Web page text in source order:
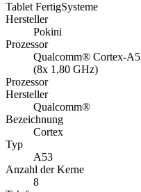
Tablet FertigSysteme
Hersteller
Pokini
Prozessor
Qualcomm® Cortex-
(8x 1,80 GHz)
Prozessor
Hersteller
Qualcomm®
Bezeichnung
Cortex
Typ
A53
Anzahl der Kerne
8